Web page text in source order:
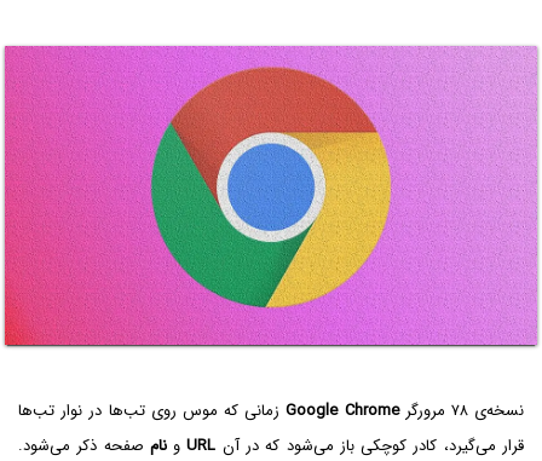
نسخه‌ی ۷۸ مرورگر Google Chromeزمانی که موس روی تب‌ها در نوار تب‌ها
قرار می‌گیرد، کادر کوچکی باز می‌شود که در آن URLونام صفحه ذکر می‌شود.